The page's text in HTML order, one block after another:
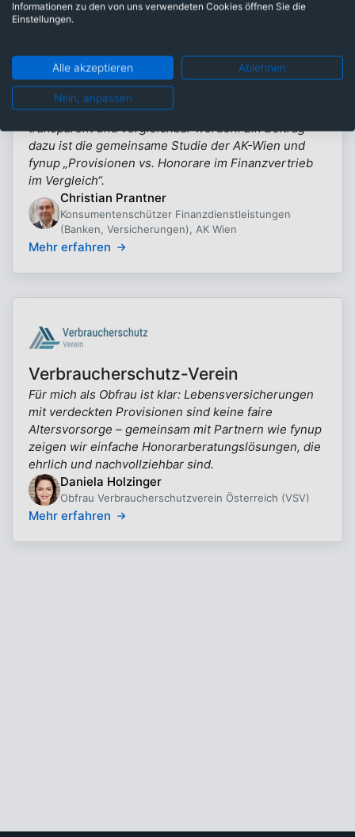
Arbeiterkammer Wien
Als Konsumentenschützer der AK Wien setze ich
mich dafür ein, dass komplexe Finanzprodukte
transparent und vergleichbar werden. Ein Beitrag
dazu ist die gemeinsame Studie der AK-Wien und
fynup „Provisionen vs. Honorare im Finanzvertrieb
im Vergleich“.
Christian Prantner
Konsumentenschützer Finanzdienstleistungen
(Banken, Versicherungen), AK Wien
Mehr erfahren
Verbraucherschutz-Verein
Für mich als Obfrau ist klar: Lebensversicherungen
mit verdeckten Provisionen sind keine faire
Altersvorsorge – gemeinsam mit Partnern wie fynup
zeigen wir einfache Honorarberatungslösungen, die
ehrlich und nachvollziehbar sind.
Daniela Holzinger
Obfrau Verbraucherschutzverein Österreich (VSV)
Mehr erfahren
Informationen zu den von uns verwendeten Cookies öffnen Sie die
Einstellungen.
Alle akzeptieren Ablehnen
Nein, anpassen